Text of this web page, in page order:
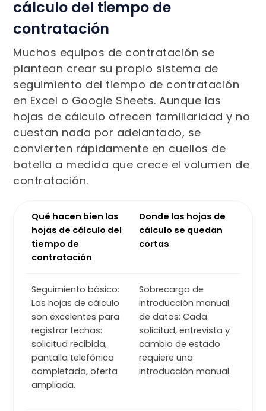
cálculo del tiempo de
contratación
Muchos equipos de contratación se
plantean crear su propio sistema de
seguimiento del tiempo de contratación
en Excel o Google Sheets. Aunque las
hojas de cálculo ofrecen familiaridad y no
cuestan nada por adelantado, se
convierten rápidamente en cuellos de
botella a medida que crece el volumen de
contratación.
Qué hacen bien las
hojas de cálculo del
tiempo de
contratación
Donde las hojas de
cálculo se quedan
cortas
Seguimiento básico:
Las hojas de cálculo
son excelentes para
registrar fechas:
solicitud recibida,
pantalla telefónica
completada, oferta
ampliada.
Sobrecarga de
introducción manual
de datos: Cada
solicitud, entrevista y
cambio de estado
requiere una
introducción manual.